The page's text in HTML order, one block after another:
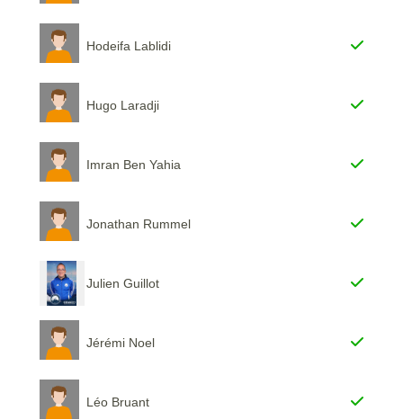
Hodeifa Lablidi
Hugo Laradji
Imran Ben Yahia
Jonathan Rummel
Julien Guillot
Jérémi Noel
Léo Bruant